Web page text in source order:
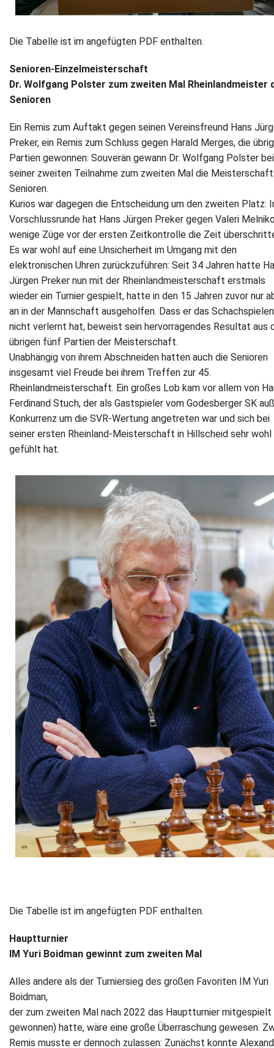
Die Tabelle ist im angefügten PDF enthalten.
Senioren-Einzelmeisterschaft
Dr. Wolfgang Polster zum zweiten Mal Rheinlandmeister
Senioren
Ein Remis zum Auftakt gegen seinen Vereinsfreund Hans
Preker, ein Remis zum Schluss gegen Harald Merges, die
Partien gewonnen: Souverän gewann Dr. Wolfgang Polster bei
seiner zweiten Teilnahme zum zweiten Mal die
Senioren.
Kurios war dagegen die Entscheidung um den zweiten Platz:
Vorschlussrunde hat Hans Jürgen Preker gegen Valeri
wenige Züge vor der ersten Zeitkontrolle die Zeit
Es war wohl auf eine Unsicherheit im Umgang mit den
elektronischen Uhren zurückzuführen: Seit 34 Jahren hatte
Jürgen Preker nun mit der Rheinlandmeisterschaft erstmals
wieder ein Turnier gespielt, hatte in den 15 Jahren zuvor nur
an in der Mannschaft ausgeholfen. Dass er das Schachspielen
nicht verlernt hat, beweist sein hervorragendes Resultat aus
übrigen fünf Partien der Meisterschaft.
Unabhängig von ihrem Abschneiden hatten auch die Senioren
insgesamt viel Freude bei ihrem Treffen zur 45.
Rheinlandmeisterschaft. Ein großes Lob kam vor allem von
Ferdinand Stuch, der als Gastspieler vom Godesberger SK
Konkurrenz um die SVR-Wertung angetreten war und sich bei
seiner ersten Rheinland-Meisterschaft in Hillscheid sehr wohl
gefühlt hat.
Die Tabelle ist im angefügten PDF enthalten.
Hauptturnier
IM Yuri Boidman gewinnt zum zweiten Mal
Alles andere als der Turniersieg des großen Favoriten IM Yuri
Boidman,
der zum zweiten Mal nach 2022 das Hauptturnier mitgespielt
gewonnen) hatte, wäre eine große Überraschung gewesen.
Remis musste er dennoch zulassen: Zunächst konnte